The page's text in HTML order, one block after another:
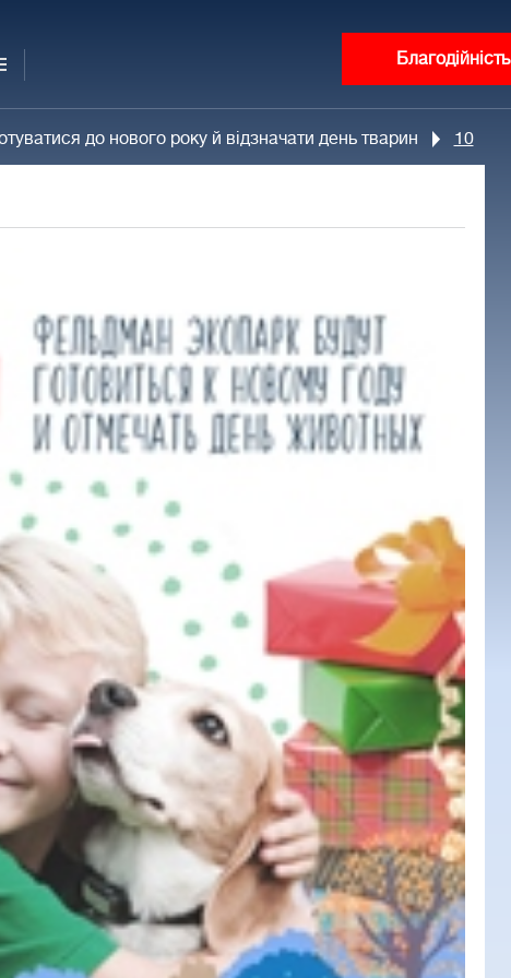
Благодійність
до нового року й відзначати день тварин 10